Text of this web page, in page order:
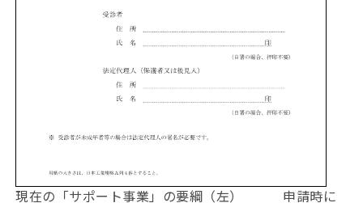
現在の「サポート事業」の要綱（左） 申請時に